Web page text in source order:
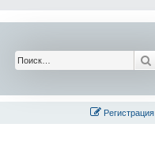
Регистрация